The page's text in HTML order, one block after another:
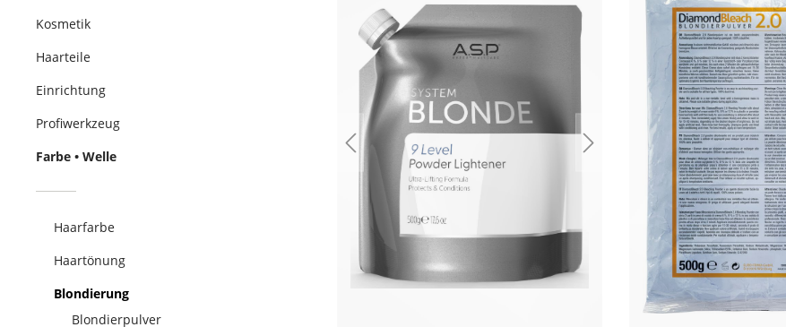
Kosmetik
Haarteile
Einrichtung
Profiwerkzeug
Farbe • Welle
Haarfarbe
Haartönung
Blondierung
Blondierpulver